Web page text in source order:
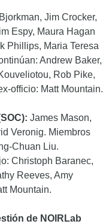
Jim Crocker,
Espy, Maura Hagan
Phillips, Maria Teresa
Andrew Baker,
Rob Pike,
officio: Matt Mountain.
James Mason,
Veronig. Miembros
Chuan Liu.
Christoph Baranec,
Reeves, Amy
Mountain.
de NOIRLab